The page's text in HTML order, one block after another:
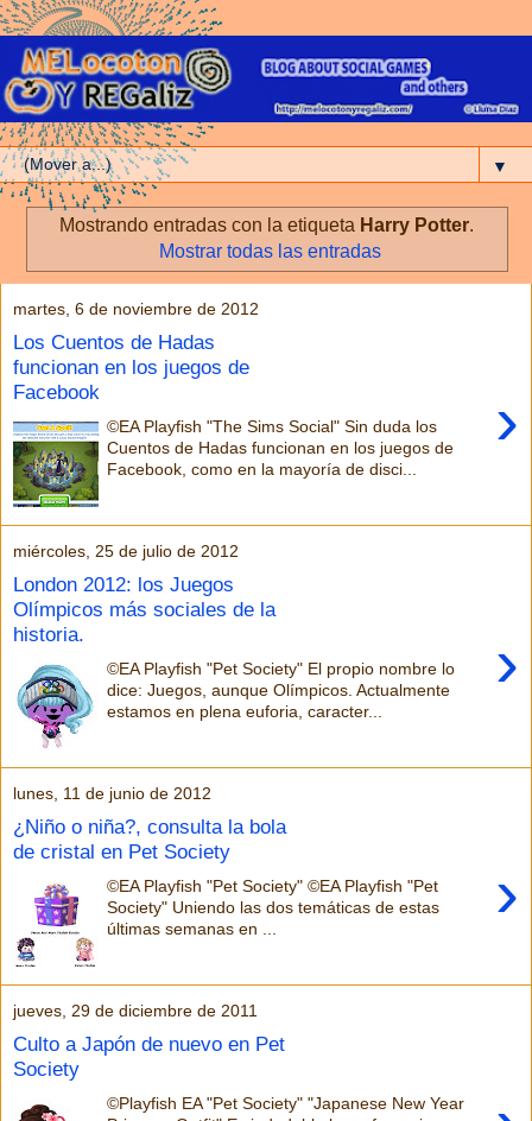
▼
Mostrando entradas con la etiqueta Harry Potter.
Mostrar todas las entradas
martes, 6 de noviembre de 2012
Los Cuentos de Hadas
funcionan en los juegos de
Facebook
›
©EA Playfish "The Sims Social" Sin duda los
Cuentos de Hadas funcionan en los juegos de
Facebook, como en la mayoría de disci...
miércoles, 25 de julio de 2012
London 2012: los Juegos
Olímpicos más sociales de la
historia.
›
©EA Playfish "Pet Society" El propio nombre lo
dice: Juegos, aunque Olímpicos. Actualmente
estamos en plena euforia, caracter...
lunes, 11 de junio de 2012
¿Niño o niña?, consulta la bola
de cristal en Pet Society
›
©EA Playfish "Pet Society" ©EA Playfish "Pet
Society" Uniendo las dos temáticas de estas
últimas semanas en ...
jueves, 29 de diciembre de 2011
Culto a Japón de nuevo en Pet
Society
©Playfish EA "Pet Society" "Japanese New Year